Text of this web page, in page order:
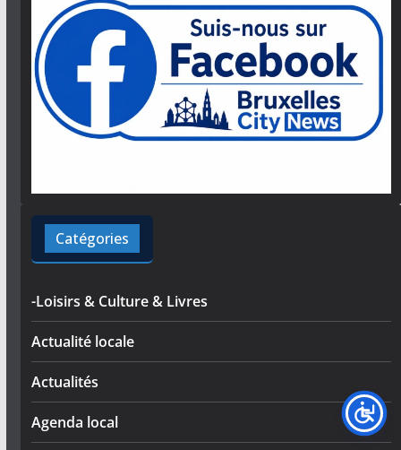
Catégories
-Loisirs & Culture & Livres
Actualité locale
Actualités
Agenda local